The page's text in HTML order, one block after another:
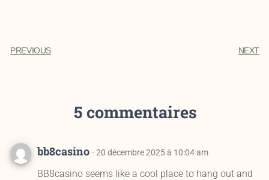
PREVIOUS NEXT
5 commentaires
bb8casino · 20 décembre 2025 à 10:04 am
BB8casino seems like a cool place to hang out and